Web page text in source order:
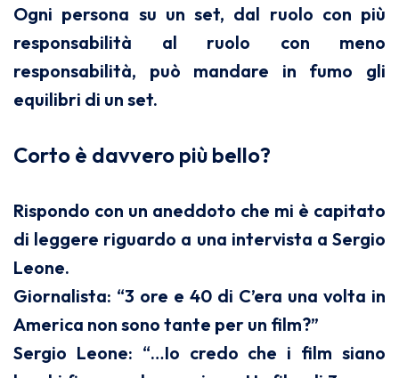
Ogni persona su un set, dal ruolo con più
responsabilità al ruolo con meno
responsabilità, può mandare in fumo gli
equilibri di un set.
Corto è davvero più bello?
Rispondo con un aneddoto che mi è capitato
di leggere riguardo a una intervista a Sergio
Leone.
Giornalista: “3 ore e 40 di C’era una volta in
America non sono tante per un film?”
Sergio Leone: “…Io credo che i film siano